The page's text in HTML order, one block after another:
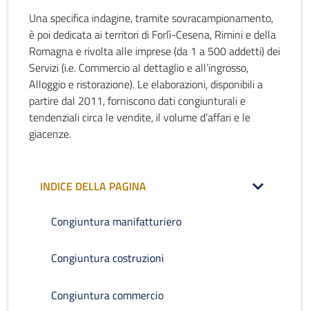
Una specifica indagine, tramite sovracampionamento,
è poi dedicata ai territori di Forlì-Cesena, Rimini e della
Romagna e rivolta alle imprese (da 1 a 500 addetti) dei
Servizi (i.e. Commercio al dettaglio e all’ingrosso,
Alloggio e ristorazione). Le elaborazioni, disponibili a
partire dal 2011, forniscono dati congiunturali e
tendenziali circa le vendite, il volume d’affari e le
giacenze.
INDICE DELLA PAGINA
Congiuntura manifatturiero
Congiuntura costruzioni
Congiuntura commercio